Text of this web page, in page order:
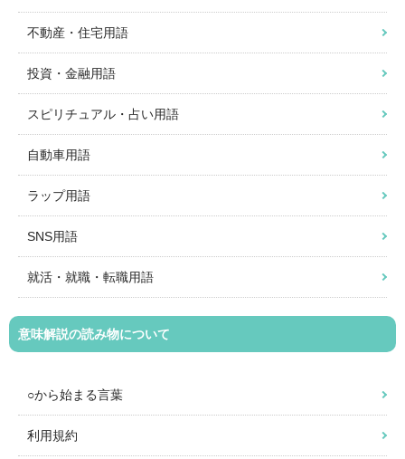
不動産・住宅用語
投資・金融用語
スピリチュアル・占い用語
自動車用語
ラップ用語
SNS用語
就活・就職・転職用語
意味解説の読み物について
○から始まる言葉
利用規約